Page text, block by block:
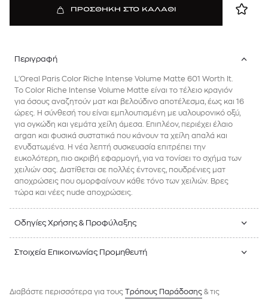
ΠΡΟΣΘΗΚΗ ΣΤΟ ΚΑΛΑΘΙ
Περιγραφή
L'Oreal Paris Color Riche Intense Volume Matte 601 Worth It.
Το Color Riche Intense Volume Matte είναι το τέλειο κραγιόν
για όσους αναζητούν ματ και βελούδινο αποτέλεσμα, έως και 16
ώρες. Η σύνθεσή του είναι εμπλουτισμένη με υαλουρονικό οξύ,
για ογκώδη και γεμάτα χείλη άμεσα. Επιπλέον, περιέχει έλαιο
argan και φυσικά συστατικά που κάνουν τα χείλη απαλά και
ενυδατωμένα. Η νέα λεπτή συσκευασία επιτρέπει την
ευκολότερη, πιο ακριβή εφαρμογή, για να τονίσει το σχήμα των
χειλιών σας. Διατίθεται σε πολλές έντονες, πουδρένιες ματ
αποχρώσεις που ομορφαίνουν κάθε τόνο των χειλιών. Βρες
τώρα και νέες nude αποχρώσεις.
Οδηγίες Χρήσης & Προφύλαξης
Στοιχεία Επικοινωνίας Προμηθευτή
Διαβάστε περισσότερα για τους Tρόπους Παράδοσης & τις